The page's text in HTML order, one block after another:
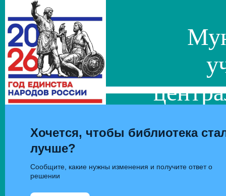
Хочется, чтобы библиотека
лучше?
Сообщите, какие нужны изменения и получите ответ о
решении